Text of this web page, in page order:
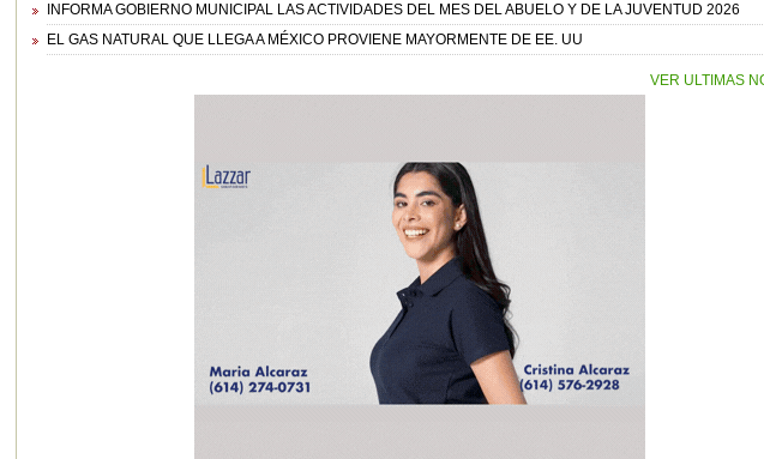
INFORMA GOBIERNO MUNICIPAL LAS ACTIVIDADES DEL MES DEL ABUELO Y DE LA JUVENTUD 2026
EL GAS NATURAL QUE LLEGA A MÉXICO PROVIENE MAYORMENTE DE EE. UU
VER ULTIMAS